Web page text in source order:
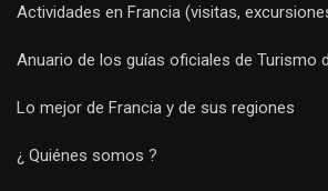
Actividades en Francia (visitas,
Anuario de los guías oficiales de Turismo
Lo mejor de Francia y de sus regiones
¿ Quiénes somos ?